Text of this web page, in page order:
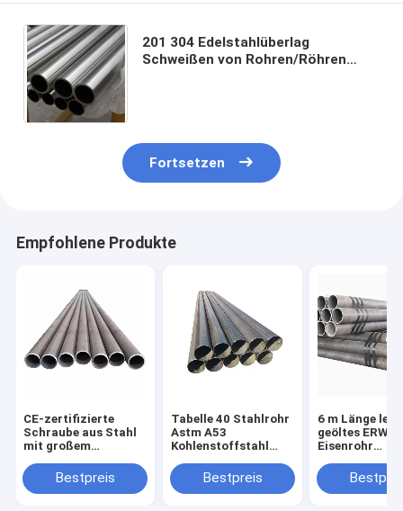
201 304 Edelstahlüberlag
Schweißen von Rohren/Röhren
Fortsetzen
Empfohlene Produkte
CE-zertifizierte
Schraube aus Stahl
mit großem
Bestpreis
Tabelle 40 Stahlrohr
Astm A53
Kohlenstoffstahl
RundformBestpreis
6 m Länge
geöltes ERW
Eisenrohr
zum